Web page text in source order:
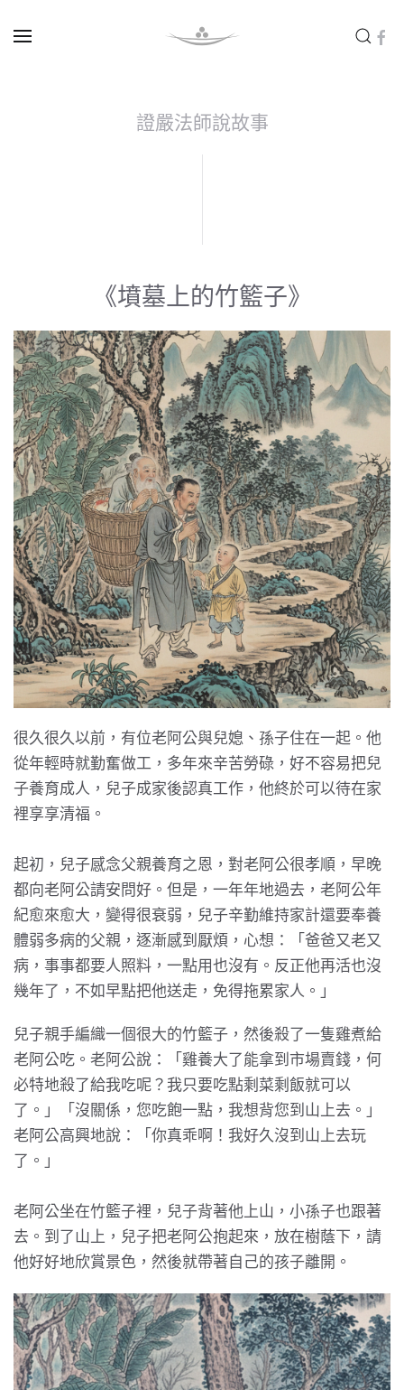
證嚴法師說故事
《墳墓上的竹籃子》
很久很久以前，有位老阿公與兒媳、孫子住在一起。他
從年輕時就勤奮做工，多年來辛苦勞碌，好不容易把兒
子養育成人，兒子成家後認真工作，他終於可以待在家
裡享享清福。
起初，兒子感念父親養育之恩，對老阿公很孝順，早晚
都向老阿公請安問好。但是，一年年地過去，老阿公年
紀愈來愈大，變得很衰弱，兒子辛勤維持家計還要奉養
體弱多病的父親，逐漸感到厭煩，心想：「爸爸又老又
病，事事都要人照料，一點用也沒有。反正他再活也沒
幾年了，不如早點把他送走，免得拖累家人。」
兒子親手編織一個很大的竹籃子，然後殺了一隻雞煮給
老阿公吃。老阿公說：「雞養大了能拿到市場賣錢，何
必特地殺了給我吃呢？我只要吃點剩菜剩飯就可以
了。」「沒關係，您吃飽一點，我想背您到山上去。」
老阿公高興地說：「你真乖啊！我好久沒到山上去玩
了。」
老阿公坐在竹籃子裡，兒子背著他上山，小孫子也跟著
去。到了山上，兒子把老阿公抱起來，放在樹蔭下，請
他好好地欣賞景色，然後就帶著自己的孩子離開。